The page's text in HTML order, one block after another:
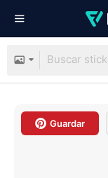
Guardar